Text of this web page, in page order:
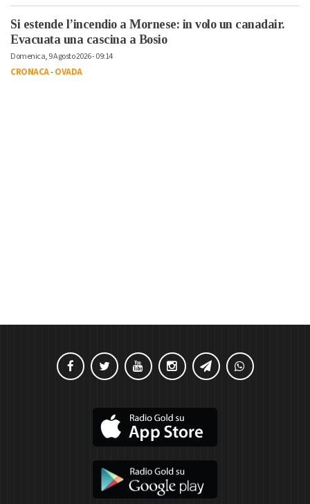
Si estende l’incendio a Mornese: in volo un canadair.
Evacuata una cascina a Bosio
Domenica, 9 Agosto 2026 - 09:14
CRONACA-OVADA